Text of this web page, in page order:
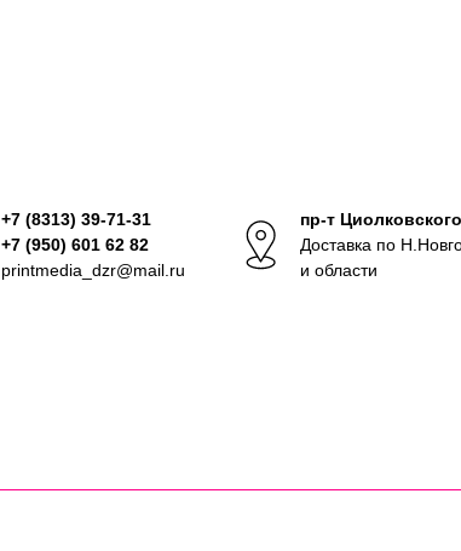
+7 (8313) 39-71-31
+7 (950) 601 62 82
printmedia_dzr@mail.ru
пр-т
Доставка по
и области